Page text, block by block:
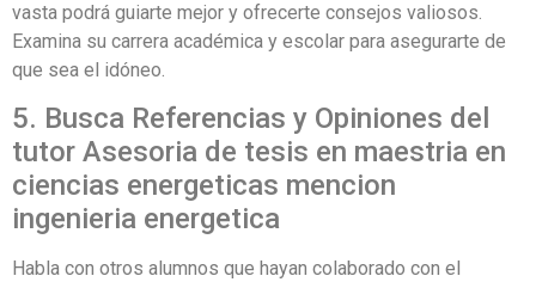
vasta podrá guiarte mejor y ofrecerte consejos valiosos.
Examina su carrera académica y escolar para asegurarte de
que sea el idóneo.
5. Busca Referencias y Opiniones del
tutor Asesoria de tesis en maestria en
ciencias energeticas mencion
ingenieria energetica
Habla con otros alumnos que hayan colaborado con el